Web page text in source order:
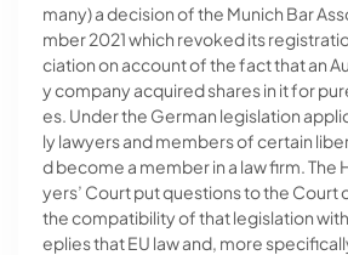
many) a decision of the Munich Bar
mber 2021 which revoked its
ciation on account of the fact that an
y company acquired shares in it for
es. Under the German legislation
ly lawyers and members of certain
d become a member in a law firm. The
yers’ Court put questions to the Court
the compatibility of that legislation with
eplies that EU law and, more